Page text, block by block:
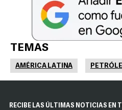
TEMAS
AMÉRICA LATINA
RECIBE LAS ÚLTIMAS NOTICIAS EN